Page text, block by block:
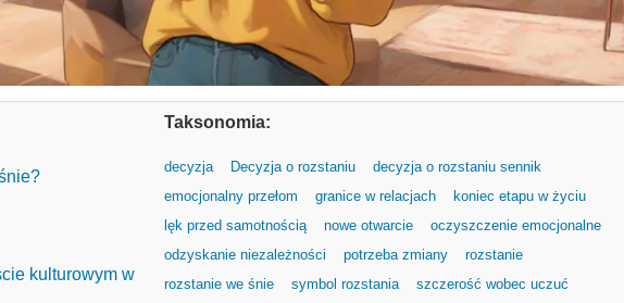
kulturowym w
Taksonomia:
decyzja Decyzja o rozstaniu
decyzja o rozstaniu sennik
emocjonalny przełom
granice w relacjach
koniec etapu w życiu
lęk przed samotnością
nowe otwarcie
oczyszczenie emocjonalne
odzyskanie niezależności
potrzeba zmiany
rozstanie
rozstanie we śnie
symbol rozstania
szczerość wobec uczuć